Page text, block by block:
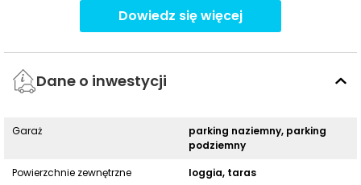
Dowiedz się więcej
Dane o inwestycji
Garaż
parking naziemny, parking
podziemny
Powierzchnie zewnętrzne
loggia, taras